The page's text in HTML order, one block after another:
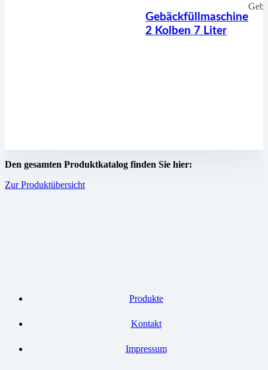
Gebäckfüllmaschine
2 Kolben 7 Liter
Den gesamten Produktkatalog finden Sie hier:
Zur Produktübersicht
Produkte
Kontakt
Impressum